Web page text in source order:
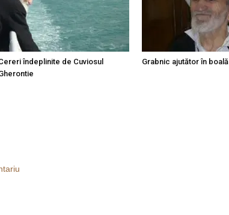
îndeplinite de Cuviosul
Grabnic ajutător în boală